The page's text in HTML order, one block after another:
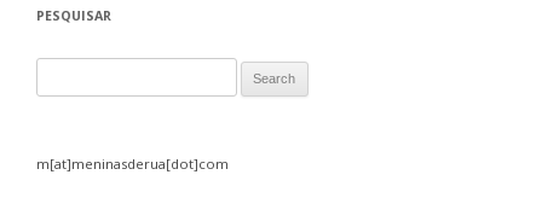
PESQUISAR
m[at]meninasderua[dot]com